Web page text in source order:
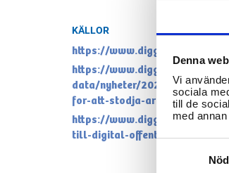
Denna
Vi
sociala
till de
med
KÄLLOR
https://www.digg.se/om-oss/
https://www.digg.se/om-oss/
data/nyheter/2023-02-21-
for-att-stodja-arbetet-med-
https://www.digg.se/analys-
till-digital-offentlig-service-